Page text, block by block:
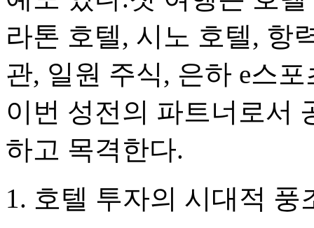
라톤 호텔, 시노 호텔, 항
관, 일원 주식, 은하 e스
이번 성전의 파트너로서
하고 목격한다.
1. 호텔 투자의 시대적 풍